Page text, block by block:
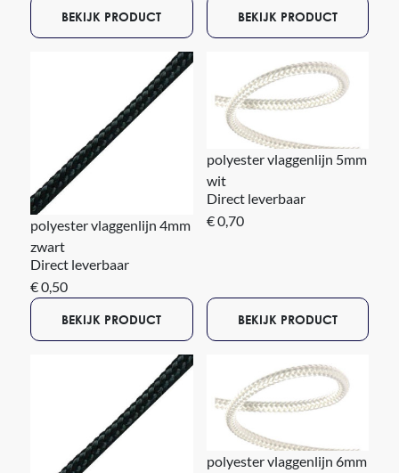
BEKIJK PRODUCT BEKIJK PRODUCT
polyester vlaggenlijn 4mm
zwart
Direct leverbaar
€ 0,50
BEKIJK PRODUCT
polyester vlaggenlijn 5mm
wit
Direct leverbaar
€ 0,70
BEKIJK PRODUCT
polyester vlaggenlijn 6mm